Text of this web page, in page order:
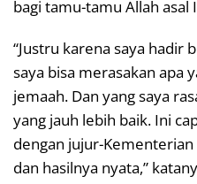
bagi tamu-tamu Allah asal
“Justru karena saya hadir
saya bisa merasakan apa
jemaah. Dan yang saya
yang jauh lebih baik. Ini
dengan jujur-
dan hasilnya nyata,”